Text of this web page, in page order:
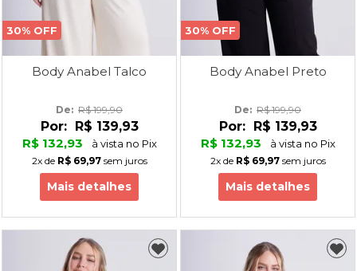
30% OFF
Body Anabel Talco
De: R$ 199,90
Por: R$ 139,93
R$ 132,93
à vista no Pix
2xde R$ 69,97sem juros
Mais detalhes
30% OFF
Body Anabel Preto
De: R$ 199,90
Por: R$ 139,93
R$ 132,93
à vista no Pix
2xde R$ 69,97sem juros
Mais detalhes